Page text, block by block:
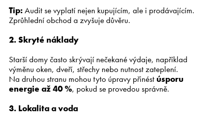
Tip:Audit se vyplatí nejen kupujícím, ale i prodávajícím.
Zprůhlední obchod a zvyšuje důvěru.
2. Skryté náklady
Starší domy často skrývají nečekané výdaje, například
výměnu oken, dveří, střechy nebo nutnost zateplení.
Na druhou stranu mohou tyto úpravy přinést úsporu
energie až 40 %, pokud se provedou správně.
3. Lokalita a voda